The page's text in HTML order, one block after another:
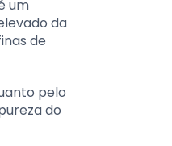
um
da
de
pelo
do